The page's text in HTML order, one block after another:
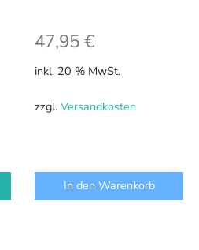
47,95€
inkl. 20 % MwSt.
zzgl. Versandkosten
In den Warenkorb